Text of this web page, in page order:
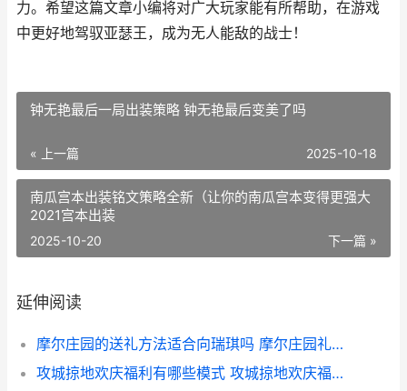
力。希望这篇文章小编将对广大玩家能有所帮助，在游戏
中更好地驾驭亚瑟王，成为无人能敌的战士！
钟无艳最后一局出装策略 钟无艳最后变美了吗
« 上一篇 2025-10-18
南瓜宫本出装铭文策略全新（让你的南瓜宫本变得更强大
2021宫本出装
下一篇 »
2025-10-20
延伸阅读
摩尔庄园的送礼方法适合向瑞琪吗 摩尔庄园礼物送给谁
攻城掠地欢庆福利有哪些模式 攻城掠地欢庆福礼拿水镜注解